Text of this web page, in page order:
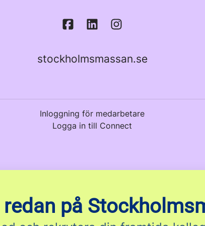
stockholmsmassan.se
Inloggning för medarbetare
Logga in till Connect
på